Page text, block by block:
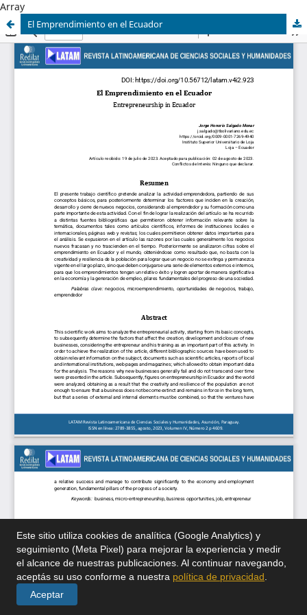
Array
El Emprendimiento en el Ecuador
Este sitio utiliza cookies de analítica (Google Analytics) y
seguimiento (Meta Pixel) para mejorar la experiencia y medir
el alcance de nuestras publicaciones. Al continuar navegando,
aceptás su uso conforme a nuestra política de privacidad
Aceptar